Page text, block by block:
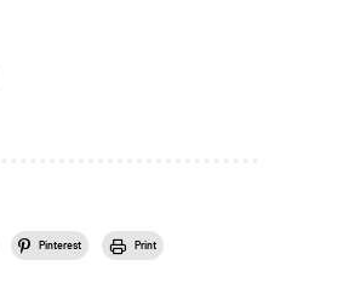
Pinterest Print